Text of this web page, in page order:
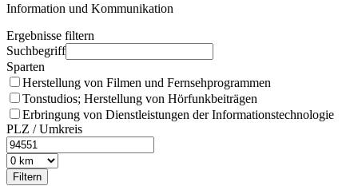
Information und Kommunikation
Ergebnisse filtern
Suchbegriff
Sparten
Herstellung von Filmen und Fernsehprogrammen
Tonstudios; Herstellung von Hörfunkbeiträgen
Erbringung von Dienstleistungen der Informationstechnologie
PLZ / Umkreis